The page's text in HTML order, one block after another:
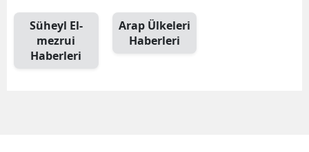
Süheyl El-
mezrui
Haberleri
Arap Ülkeleri
Haberleri